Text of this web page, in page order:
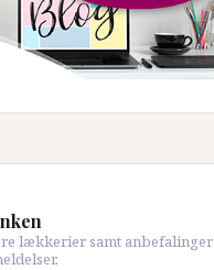
lækkerier samt anbefalinger